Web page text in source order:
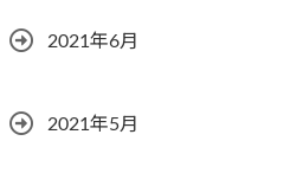
2021年6月
2021年5月